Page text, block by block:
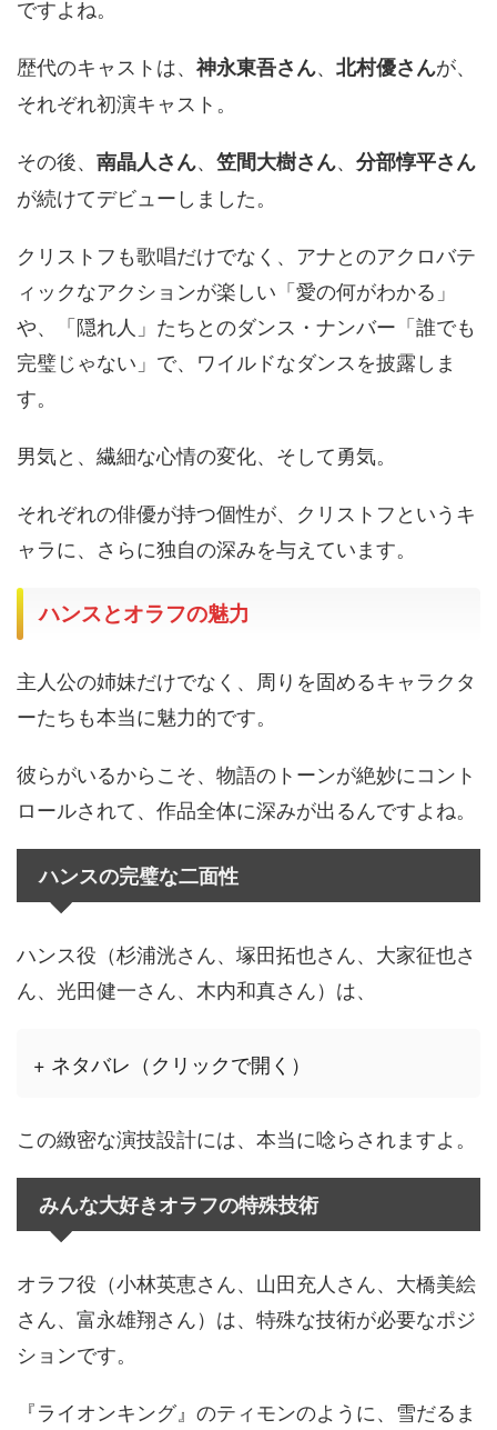
ですよね。
歴代のキャストは、 神永東吾さん、 北村優さんが、
それぞれ初演キャスト。
その後、 南晶人さん、 笠間大樹さん、 分部惇平さん
が続けてデビューしました。
クリストフも歌唱だけでなく、アナとのアクロバテ
ィックなアクションが楽しい「愛の何がわかる」
や、「隠れ人」たちとのダンス・ナンバー「誰でも
完璧じゃない」で、ワイルドなダンスを披露しま
す。
男気と、繊細な心情の変化、そして勇気。
それぞれの俳優が持つ個性が、クリストフというキ
ャラに、さらに独自の深みを与えています。
ハンスとオラフの魅力
主人公の姉妹だけでなく、周りを固めるキャラクタ
ーたちも本当に魅力的です。
彼らがいるからこそ、物語のトーンが絶妙にコント
ロールされて、作品全体に深みが出るんですよね。
ハンスの完璧な二面性
ハンス役（杉浦洸さん、塚田拓也さん、大家征也さ
ん、光田健一さん、木内和真さん）は、
+ ネタバレ（クリックで開く）
この緻密な演技設計には、本当に唸らされますよ。
みんな大好きオラフの特殊技術
オラフ役（小林英恵さん、山田充人さん、大橋美絵
さん、富永雄翔さん）は、特殊な技術が必要なポジ
ションです。
『ライオンキング』のティモンのように、雪だるま